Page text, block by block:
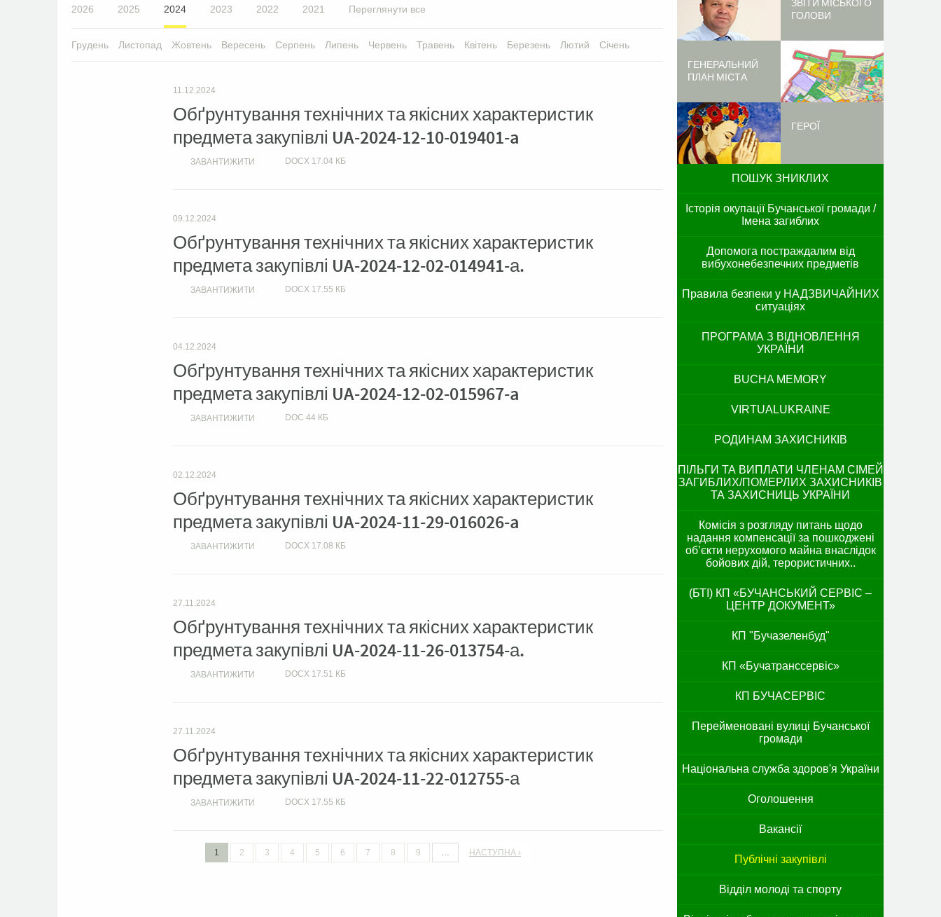
2026 2025 2024 2023 2022 2021 Переглянути все
Грудень Листопад Жовтень Вересень Серпень Липень Червень Травень Квітень Березень Лютий Січень
11.12.2024
Обґрунтування технічних та якісних характеристик
предмета закупівлі UA-2024-12-10-019401-a
ЗАВАНТИЖИТИ DOCX 17.04 КБ
09.12.2024
Обґрунтування технічних та якісних характеристик
предмета закупівлі UA-2024-12-02-014941-а.
ЗАВАНТИЖИТИ DOCX 17.55 КБ
04.12.2024
Обґрунтування технічних та якісних характеристик
предмета закупівлі UA-2024-12-02-015967-a
ЗАВАНТИЖИТИ DOC 44 КБ
02.12.2024
Обґрунтування технічних та якісних характеристик
предмета закупівлі UA-2024-11-29-016026-a
ЗАВАНТИЖИТИ DOCX 17.08 КБ
27.11.2024
Обґрунтування технічних та якісних характеристик
предмета закупівлі UA-2024-11-26-013754-а.
ЗАВАНТИЖИТИ DOCX 17.51 КБ
27.11.2024
Обґрунтування технічних та якісних характеристик
предмета закупівлі UA-2024-11-22-012755-а
ЗАВАНТИЖИТИ DOCX 17.55 КБ
1 2 3 4 5 6 7 8 9 … НАСТУПНА ›
ЗВІТИ МІСЬКОГО
ГОЛОВИ
ГЕНЕРАЛЬНИЙ
ПЛАН МІСТА
ГЕРОЇ
ПОШУК ЗНИКЛИХ
Історія окупації Бучанської громади /
Імена загиблих
Допомога постраждалим від
вибухонебезпечних предметів
Правила безпеки у НАДЗВИЧАЙНИХ
ситуаціях
ПРОГРАМА З ВІДНОВЛЕННЯ
УКРАЇНИ
BUCHA MEMORY
VIRTUALUKRAINE
РОДИНАМ ЗАХИСНИКІВ
ПІЛЬГИ ТА ВИПЛАТИ ЧЛЕНАМ СІМЕЙ
ЗАГИБЛИХ/ПОМЕРЛИХ ЗАХИСНИКІВ
ТА ЗАХИСНИЦЬ УКРАЇНИ
Комісія з розгляду питань щодо
надання компенсації за пошкоджені
об’єкти нерухомого майна внаслідок
бойових дій, терористичних..
(БТІ) КП «БУЧАНСЬКИЙ СЕРВІС –
ЦЕНТР ДОКУМЕНТ»
КП "Бучазеленбуд"
КП «Бучатранссервіс»
КП БУЧАСЕРВІС
Перейменовані вулиці Бучанської
громади
Національна служба здоров'я України
Оголошення
Вакансії
Публічні закупівлі
Відділ молоді та спорту